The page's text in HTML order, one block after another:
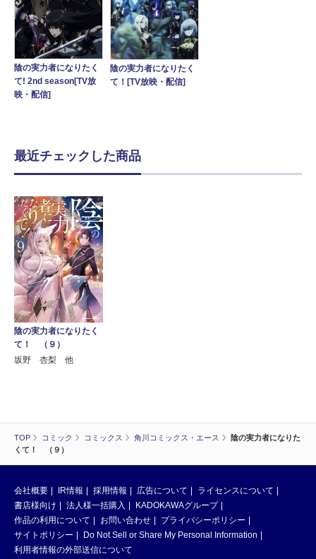
TOP コミック コミックス 角川コミックス・エース
陰の実力者になりた
くて！ （９）
陰の実力者になりたく
て! 2nd season[TV放
映・配信]
陰の実力者になりたく
て！[TV放映・配信]
最近チェックした商品
陰の実力者になりたく
て！ （９）
坂野 杏梨 他
会社概要 IR情報 採用情報 広告について
ライセンスについて
書店様向け
法人様一括購入
KADOKAWAグループ
作品の利用について
お問い合わせ
プライバシーポリシー
サイトポリシー
Do Not Sell or Share My Personal Information
利用者情報の外部送信について